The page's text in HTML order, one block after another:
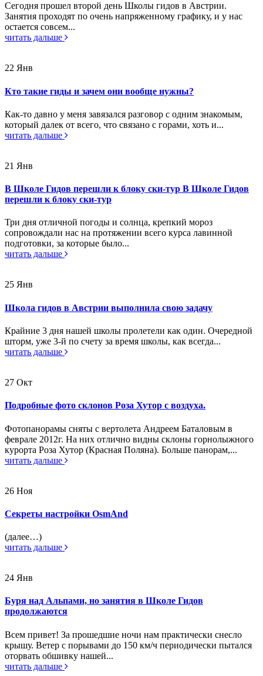
Сегодня прошел второй день Школы гидов в Австрии.
Занятия проходят по очень напряженному графику, и у нас
остается совсем...
читать дальше
22 Янв
Кто такие гиды и зачем они вообще нужны?
Как-то давно у меня завязался разговор с одним знакомым,
который далек от всего, что связано с горами, хоть и...
читать дальше
21 Янв
В Школе Гидов перешли к блоку ски-тур В Школе Гидов
перешли к блоку ски-тур
Три дня отличной погоды и солнца, крепкий мороз
сопровождали нас на протяжении всего курса лавинной
подготовки, за которые было...
читать дальше
25 Янв
Школа гидов в Австрии выполнила свою задачу
Крайние 3 дня нашей школы пролетели как один. Очередной
шторм, уже 3-й по счету за время школы, как всегда...
читать дальше
27 Окт
Подробные фото склонов Роза Хутор с воздуха.
Фотопанорамы сняты с вертолета Андреем Баталовым в
феврале 2012г. На них отлично видны склоны горнолыжного
курорта Роза Хутор (Красная Поляна). Больше панорам,...
читать дальше
26 Ноя
Секреты настройки OsmAnd
(далее…)
читать дальше
24 Янв
Буря над Альпами, но занятия в Школе Гидов
продолжаются
Всем привет! За прошедшие ночи нам практически снесло
крышу. Ветер с порывами до 150 км/ч периодически пытался
оторвать обшивку нашей...
читать дальше